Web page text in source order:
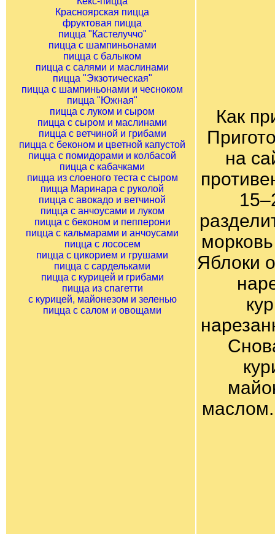
Красноярская пицца
фруктовая пицца
пицца "Кастелуччо"
пицца с шампиньонами
пицца с балыком
пицца с салями и маслинами
пицца "Экзотическая"
пицца с шампиньонами и чесноком
пицца "Южная"
пицца с луком и сыром
пицца с сыром и маслинами
пицца с ветчиной и грибами
пицца с беконом и цветной капустой
пицца с помидорами и колбасой
пицца с кабачками
пицца из слоеного теста с сыром
пицца Маринара с руколой
пицца с авокадо и ветчиной
пицца с анчоусами и луком
пицца с беконом и пепперони
пицца с кальмарами и анчоусами
пицца с лососем
пицца с цикорием и грушами
пицца с сардельками
пицца с курицей и грибами
пицца из спагетти
с курицей, майонезом и зеленью
пицца с салом и овощами
Как
на
Яблоки